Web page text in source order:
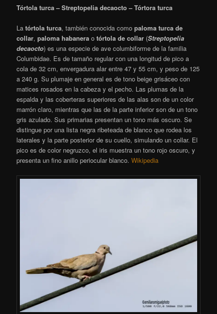
Tórtola turca – Streptopelia decaocto – Tórtora turca
Latórtola turca,​ también conocida comopaloma turca de
collar,paloma habanera otórtola de collar (Streptopelia
decaocto) es una especie de ave columbiforme de la familia
Columbidae.​ Es de tamaño regular con una longitud de pico a
cola de 32 cm, envergadura alar entre 47 y 55 cm, y peso de 125
a 240 g. Su plumaje en general es de tono beige grisáceo con
matices rosados en la cabeza y el pecho. Las plumas de la
espalda y las coberteras superiores de las alas son de un color
marrón claro, mientras que las de la parte inferior son de un tono
gris azulado. Sus primarias presentan un tono más oscuro. Se
distingue por una lista negra ribeteada de blanco que rodea los
laterales y la parte posterior de su cuello, simulando un collar. El
pico es de color negruzco, el iris muestra un tono rojo oscuro, y
presenta un fino anillo periocular blanco.Wikipedia